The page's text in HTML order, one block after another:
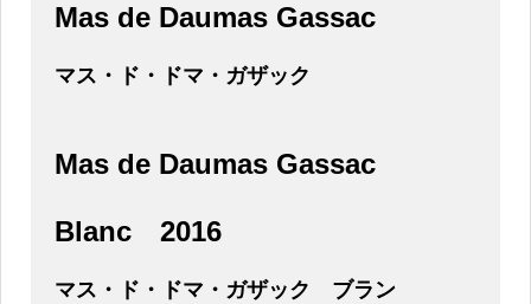
Mas de Daumas Gassac
マス・ド・ドマ・ガザック
Mas de Daumas Gassac
Blanc2016
マス・ド・ドマ・ガザック ブラン